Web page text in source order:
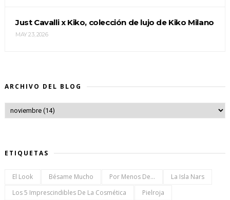
Just Cavalli x Kiko, colección de lujo de Kiko Milano
MAY 23, 2026
ARCHIVO DEL BLOG
ETIQUETAS
El Look Bésame Mucho Por Menos De...
La Isla Nars
Los 5 Imprescindibles De La Cosmética
Pielroja